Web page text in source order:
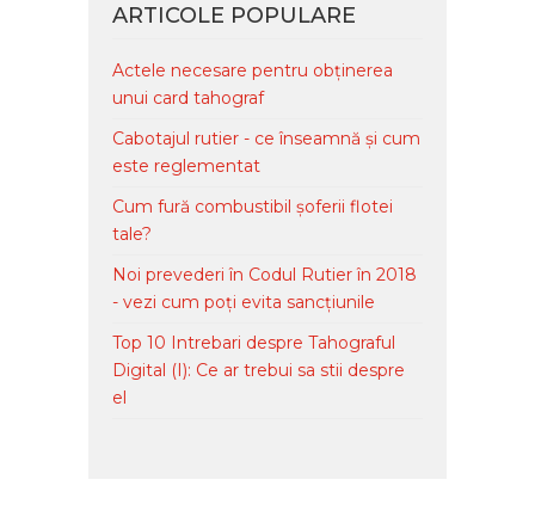
ARTICOLE POPULARE
Actele necesare pentru obținerea
unui card tahograf
Cabotajul rutier - ce înseamnă și cum
este reglementat
Cum fură combustibil șoferii flotei
tale?
Noi prevederi în Codul Rutier în 2018
- vezi cum poți evita sancțiunile
Top 10 Intrebari despre Tahograful
Digital (I): Ce ar trebui sa stii despre
el